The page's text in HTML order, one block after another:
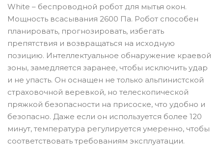
White – беспроводной робот для мытья окон.
Мощность всасывания 2600 Па. Робот способен
планировать, прогнозировать, избегать
препятствия и возвращаться на исходную
позицию. Интеллектуальное обнаружение краевой
зоны, замедляется заранее, чтобы исключить удар
и не упасть. Он оснащен не только альпинистской
страховочной веревкой, но телескопической
пряжкой безопасности на присоске, что удобно и
безопасно. Даже если он используется более 120
минут, температура регулируется умеренно, чтобы
соответствовать требованиям эксплуатации.